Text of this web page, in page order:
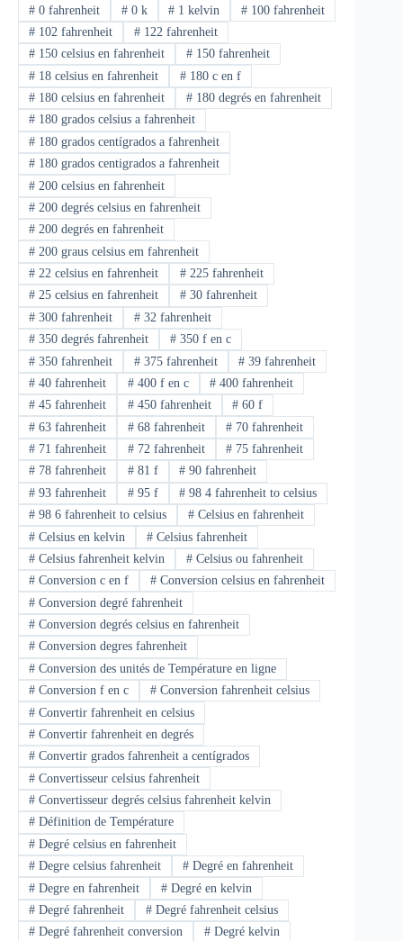
#0 fahrenheit #0 k # 1 kelvin # 100 fahrenheit
#102 fahrenheit #122 fahrenheit
#150 celsius en fahrenheit #150 fahrenheit
#18 celsius en fahrenheit #180 c en f
#180 celsius en fahrenheit #180 degrés en fahrenheit
#180 grados celsius a fahrenheit
#180 grados centígrados a fahrenheit
#180 grados centigrados a fahrenheit
#200 celsius en fahrenheit
#200 degrés celsius en fahrenheit
#200 degrés en fahrenheit
#200 graus celsius em fahrenheit
#22 celsius en fahrenheit #225 fahrenheit
#25 celsius en fahrenheit #30 fahrenheit
#300 fahrenheit #32 fahrenheit
#350 degrés fahrenheit #350 f en c
#350 fahrenheit #375 fahrenheit # 39 fahrenheit
#40 fahrenheit #400 f en c # 400 fahrenheit
#45 fahrenheit #450 fahrenheit # 60 f
#63 fahrenheit #68 fahrenheit # 70 fahrenheit
#71 fahrenheit #72 fahrenheit # 75 fahrenheit
#78 fahrenheit #81 f # 90 fahrenheit
#93 fahrenheit #95 f # 98 4 fahrenheit to celsius
#98 6 fahrenheit to celsius #Celsius en fahrenheit
#Celsius en kelvin #Celsius fahrenheit
#Celsius fahrenheit kelvin #Celsius ou fahrenheit
#Conversion c en f #Conversion celsius en fahrenheit
#Conversion degré fahrenheit
#Conversion degrés celsius en fahrenheit
#Conversion degres fahrenheit
#Conversion des unités de Température en ligne
#Conversion f en c #Conversion fahrenheit celsius
#Convertir fahrenheit en celsius
#Convertir fahrenheit en degrés
#Convertir grados fahrenheit a centígrados
#Convertisseur celsius fahrenheit
#Convertisseur degrés celsius fahrenheit kelvin
#Définition de Température
#Degré celsius en fahrenheit
#Degre celsius fahrenheit #Degré en fahrenheit
#Degre en fahrenheit #Degré en kelvin
#Degré fahrenheit #Degré fahrenheit celsius
#Degré fahrenheit conversion #Degré kelvin